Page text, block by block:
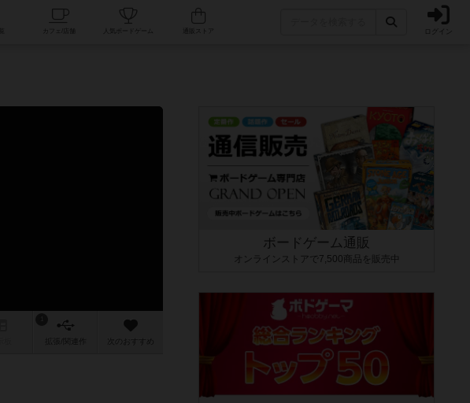
人気ボードゲーム ログイン
作 次のおすすめ
ボードゲーム通販
オンラインストアで7,500商品を販売中